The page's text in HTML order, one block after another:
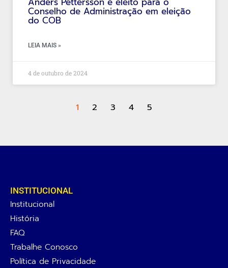
Conselho de Administração em eleição
do COB
LEIA MAIS »
4 de outubro de 2024
1 2 3 4 5
INSTITUCIONAL
Institucional
História
FAQ
Trabalhe Conosco
Política de Privacidade